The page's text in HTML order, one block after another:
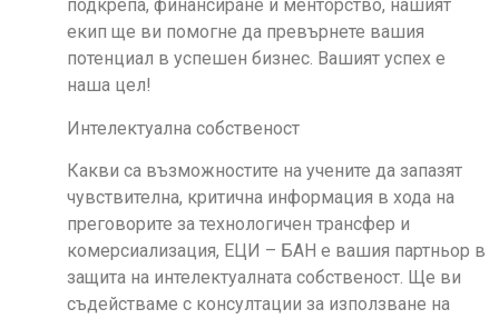
подкрепа, финансиране и менторство, нашият
екип ще ви помогне да превърнете вашия
потенциал в успешен бизнес. Вашият успех е
наша цел!
Интелектуална собственост
Какви са възможностите на учените да запазят
чувствителна, критична информация в хода на
преговорите за технологичен трансфер и
комерсиализация, ЕЦИ – БАН е вашия партньор в
защита на интелектуалната собственост. Ще ви
съдействаме с консултации за използване на